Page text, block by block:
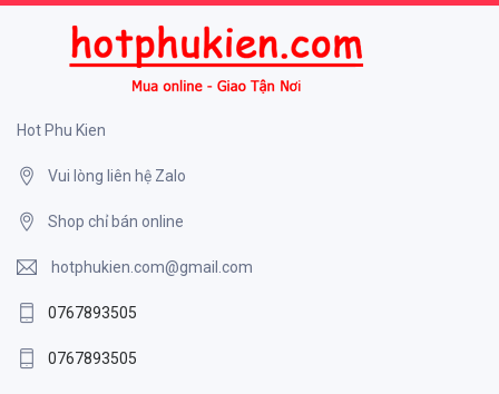
Hot Phu Kien
Vui lòng liên hệ Zalo
Shop chỉ bán online
hotphukien.com@gmail.com
0767893505
0767893505